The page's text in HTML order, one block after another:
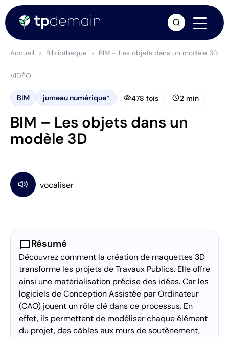
Accueil Bibliothèque BIM – Les objets dans un modèle 3D
VIDÉO
BIM jumeau numérique* visibility478 fois schedule2 min
BIM – Les objets dans un
modèle 3D
chat_bubbleRésumé
Découvrez comment la création de maquettes 3D
transforme les projets de Travaux Publics. Elle offre
ainsi une matérialisation précise des idées. Car les
logiciels de Conception Assistée par Ordinateur
(CAO) jouent un rôle clé dans ce processus. En
effet, ils permettent de modéliser chaque élément
du projet, des câbles aux murs de soutènement,
arrow_forward